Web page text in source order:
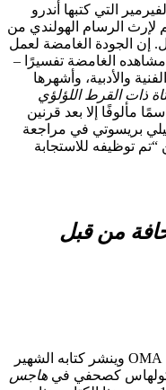
كتبها أندرو
الهولندي من
الغامضة لعمل
تفسيرًا –
وأشهرها
القرط اللؤلؤي
إلا بعد قرنين
في مراجعة
للاستجابة
قبل
هاجس